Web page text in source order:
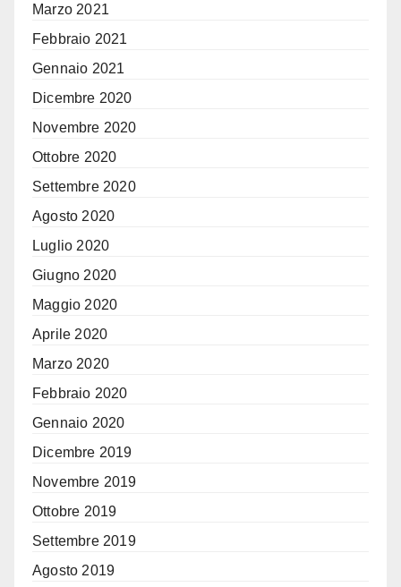
Marzo 2021
Febbraio 2021
Gennaio 2021
Dicembre 2020
Novembre 2020
Ottobre 2020
Settembre 2020
Agosto 2020
Luglio 2020
Giugno 2020
Maggio 2020
Aprile 2020
Marzo 2020
Febbraio 2020
Gennaio 2020
Dicembre 2019
Novembre 2019
Ottobre 2019
Settembre 2019
Agosto 2019